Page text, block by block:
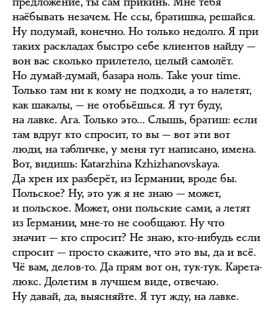
наёбывать незачем. Не ссы, братишка, решайся.
Ну подумай, конечно. Но только недолго. Я при
таких раскладах быстро себе клиентов найду —
вон вас сколько прилетело, целый самолёт.
Но думай-думай, базара ноль. Take your time.
Только там ни к кому не подходи, а то налетят,
как шакалы, — не отобьёшься. Я тут буду,
на лавке. Ага. Только это… Слышь, братиш: если
там вдруг кто спросит, то вы — вот эти вот
люди, на табличке, у меня тут написано, имена.
Вот, видишь: Katarzhina Kzhizhanovskaya.
Да хрен их разберёт, из Германии, вроде бы.
Польское? Ну, это уж я не знаю — может,
и польское. Может, они польские сами, а летят
из Германии, мне-то не сообщают. Ну что
значит — кто спросит? Не знаю, кто-нибудь если
спросит — просто скажите, что это вы, да и всё.
Чё вам, делов-то. Да прям вот он, тук-тук. Карета-
люкс. Долетим в лучшем виде, отвечаю.
Ну давай, да, выясняйте. Я тут жду, на лавке.